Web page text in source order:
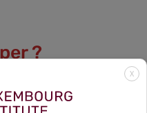
?
anonyme.
X